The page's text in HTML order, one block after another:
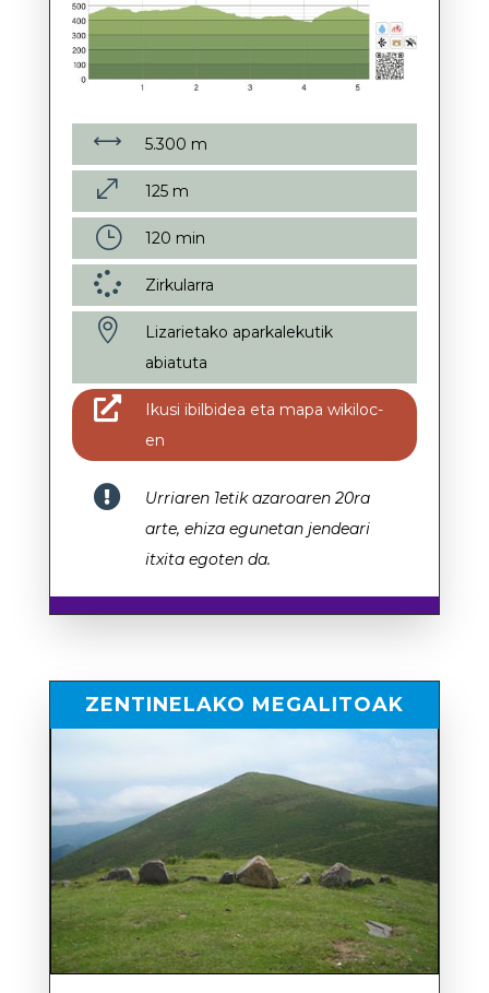
, 5.300 m
. 125 m
} 120 min
 Zirkularra

Lizarietako aparkalekutik
abiatuta

Ikusi ibilbidea eta mapa wikiloc-
en

Urriaren 1etik azaroaren 20ra
arte, ehiza egunetan jendeari
itxita egoten da.
ZENTINELAKO MEGALITOAK